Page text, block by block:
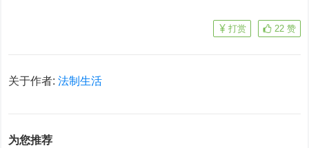
22 赞
打赏
关于作者:法制生活
为您推荐